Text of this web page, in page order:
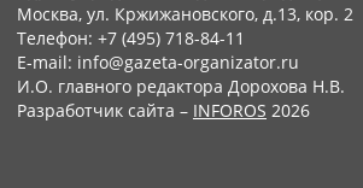
Москва, ул. Кржижановского, д.13, кор. 2
Телефон: +7 (495) 718-84-11
E-mail: info@gazeta-organizator.ru
И.О. главного редактора Дорохова Н.В.
Разработчик сайта – INFOROS 2026